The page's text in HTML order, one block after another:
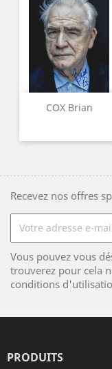
COX Brian
Recevez nos offres
Vous pouvez vous
trouverez pour cela
conditions
PRODUITS